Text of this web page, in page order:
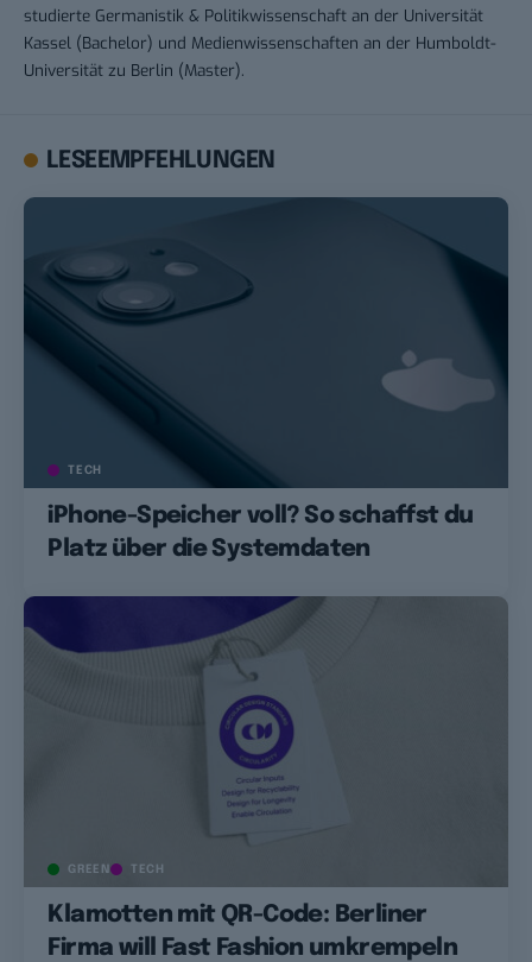
studierte Germanistik & Politikwissenschaft an der Universität
Kassel (Bachelor) und Medienwissenschaften an der Humboldt-
Universität zu Berlin (Master).
LESEEMPFEHLUNGEN
TECH
iPhone-Speicher voll? So schaffst du
Platz über die Systemdaten
GREEN TECH
Klamotten mit QR-Code: Berliner
Firma will Fast Fashion umkrempeln